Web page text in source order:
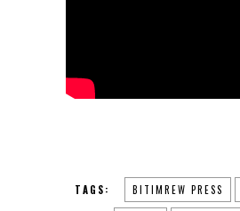
TAGS: BITIMREW PRESS